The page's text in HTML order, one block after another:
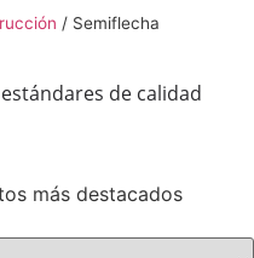
/ Semiflecha
de calidad
más destacados